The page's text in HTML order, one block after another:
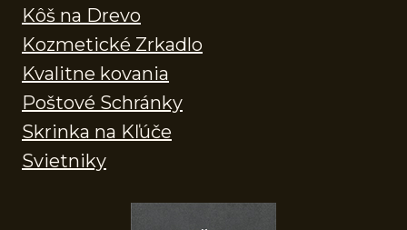
Kôš na Drevo
Kozmetické Zrkadlo
Kvalitne kovania
Poštové Schránky
Skrinka na Kľúče
Svietniky